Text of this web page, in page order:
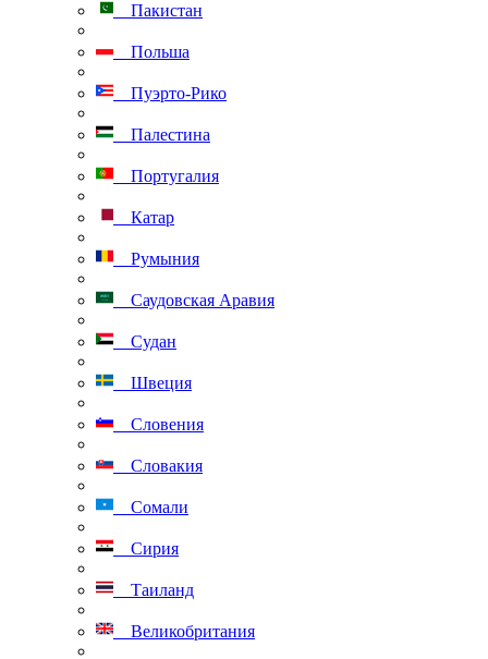
Пакистан
Польша
Пуэрто-Рико
Палестина
Португалия
Катар
Румыния
Саудовская Аравия
Судан
Швеция
Словения
Словакия
Сомали
Сирия
Таиланд
Великобритания